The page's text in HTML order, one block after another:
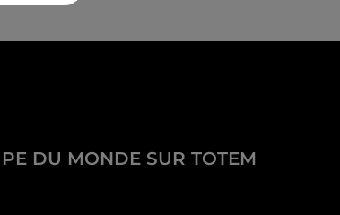
DU MONDE SUR TOTEM